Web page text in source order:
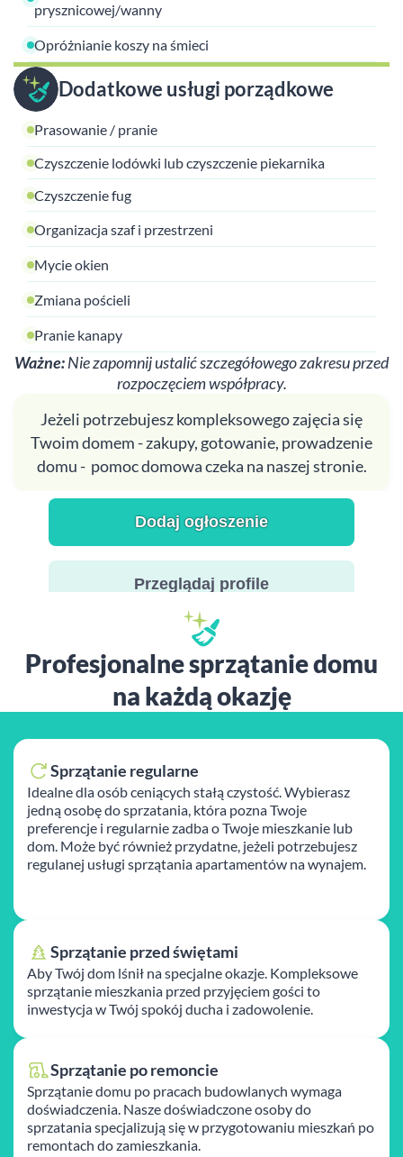
prysznicowej/wanny
Opróżnianie koszy na śmieci
Dodatkowe usługi porządkowe
Prasowanie / pranie
Czyszczenie lodówki lub czyszczenie piekarnika
Czyszczenie fug
Organizacja szaf i przestrzeni
Mycie okien
Zmiana pościeli
Pranie kanapy
Ważne:Nie zapomnij ustalić szczegółowego zakresu przed
rozpoczęciem współpracy.
Jeżeli potrzebujesz kompleksowego zajęcia się
Twoim domem - zakupy, gotowanie, prowadzenie
domu - pomoc domowa czeka na naszej stronie.
Dodaj ogłoszenie
Przeglądaj profile
Profesjonalne sprzątanie domu
na każdą okazję
Sprzątanie regularne
Idealne dla osób ceniących stałą czystość. Wybierasz
jedną osobę do sprzatania, która pozna Twoje
preferencje i regularnie zadba o Twoje mieszkanie lub
dom. Może być również przydatne, jeżeli potrzebujesz
regulanej usługi sprzątania apartamentów na wynajem.
Sprzątanie przed świętami
Aby Twój dom lśnił na specjalne okazje. Kompleksowe
sprzątanie mieszkania przed przyjęciem gości to
inwestycja w Twój spokój ducha i zadowolenie.
Sprzątanie po remoncie
Sprzątanie domu po pracach budowlanych wymaga
doświadczenia. Nasze doświadczone osoby do
sprzatania specjalizują się w przygotowaniu mieszkań po
remontach do zamieszkania.